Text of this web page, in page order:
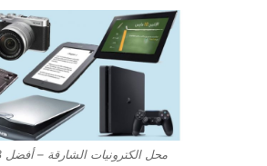
محل الكترونيات الشارقة – أفضل 3 محلات